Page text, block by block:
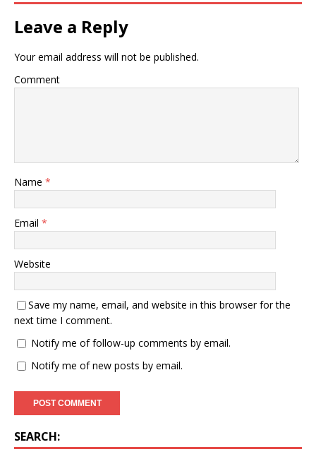
Leave a Reply
Your email address will not be published.
Comment
Name *
Email *
Website
Save my name, email, and website in this browser for the
next time I comment.
Notify me of follow-up comments by email.
Notify me of new posts by email.
SEARCH: